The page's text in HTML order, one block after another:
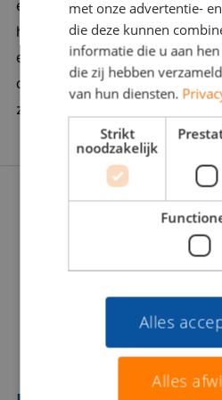
en kostenefficiënt te laten
vijf woorden: transparant,
internationaal, gedreven,
ervaring en een vleugje
heb je een duwtje in de rug
een zinvolle carrièrestap te
doorgronden we jou én de
zoeken jullie écht? Zijn jullie
met onze advertentie-
die deze kunnen
informatie die u aan
die zij hebben
van hun diensten.
Strikt
noodzakelijk
Alles
Alles